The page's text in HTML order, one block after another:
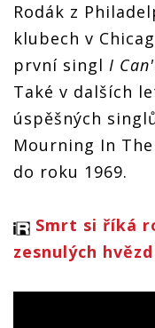
bluesový
Byl
vzorem
pro
Santanu
Zeppelin
Byl
pro
nebo
Rodák z
klubech v
první singl I
Také v dalších
úspěšných
Mourning In
do roku 1969.
Smrt si říká
zesnulých hvězd